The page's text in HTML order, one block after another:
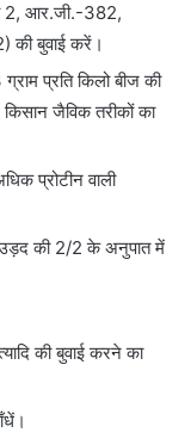
2, आर.जी.-382,
बुवाई करें।
प्रति किलो बीज की
जैविक तरीकों का
प्रोटीन वाली
उड़द की 2/2 के अनुपात में
की बुवाई करने का